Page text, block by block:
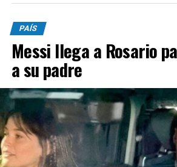
de manera individual como grupal. Las
deberán ser inéditas, haber sido
específicamente para el concurso y
publicadas anteriormente en
YouTube, Spotify o redes sociales.
El género musical será libre y las
una duración de entre dos y cuatro
será el castellano, aunque las bases
lenguas originarias de manera
PAÍS
Messi llega a Rosario
a su padre